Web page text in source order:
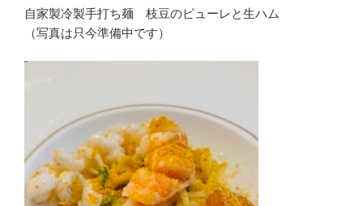
自家製冷製手打ち麺 枝豆のピューレと生ハム
（写真は只今準備中です）